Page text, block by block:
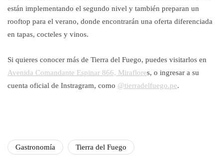
están implementando el segundo nivel y también preparan un
rooftop para el verano, donde encontrarán una oferta diferenciada
en tapas, cocteles y vinos.
Si quieres conocer más de Tierra del Fuego, puedes visitarlos en
Avenida Comandante Espinar 866, Miraflores, o ingresar a su
cuenta oficial de Instragram, como @tierradelfuego.pe.
Gastronomía Tierra del Fuego